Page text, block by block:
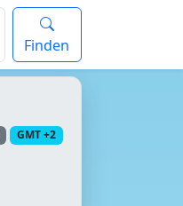
Finden
GMT +2